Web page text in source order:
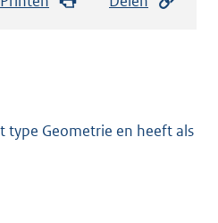
type Geometrie en heeft als